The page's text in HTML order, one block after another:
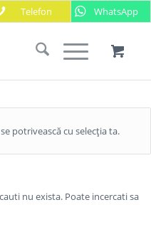
Telefon WhatsApp
potrivească cu selecția ta.
nu exista. Poate incercati sa